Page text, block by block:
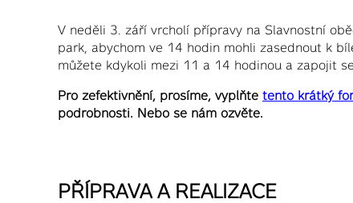
V neděli 3. září vrcholí přípravy na Slavnostní
park, abychom ve 14 hodin mohli zasednout k
můžete kdykoli mezi 11 a 14 hodinou a zapojit
Pro zefektivnění, prosíme, vyplňte tento krátký
podrobnosti. Nebo se nám ozvěte.
PŘÍPRAVA A REALIZACE